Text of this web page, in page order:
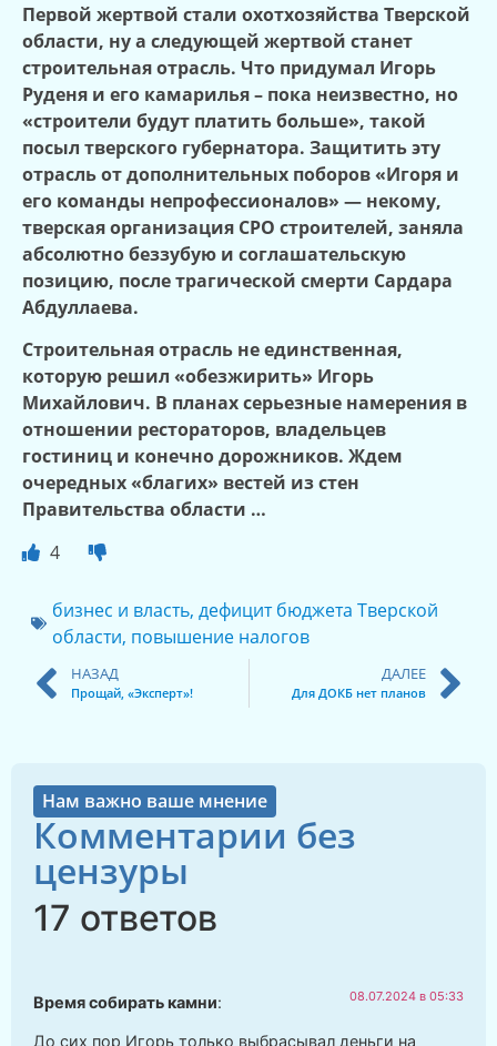
Первой жертвой стали охотхозяйства Тверской
области, ну а следующей жертвой станет
строительная отрасль. Что придумал Игорь
Руденя и его камарилья – пока неизвестно, но
«строители будут платить больше», такой
посыл тверского губернатора. Защитить эту
отрасль от дополнительных поборов «Игоря и
его команды непрофессионалов» — некому,
тверская организация СРО строителей, заняла
абсолютно беззубую и соглашательскую
позицию, после трагической смерти Сардара
Абдуллаева.
Строительная отрасль не единственная,
которую решил «обезжирить» Игорь
Михайлович. В планах серьезные намерения в
отношении рестораторов, владельцев
гостиниц и конечно дорожников. Ждем
очередных «благих» вестей из стен
Правительства области …
4
бизнес и власть, дефицит бюджета Тверской
области, повышение налогов
НАЗАД
Прощай, «Эксперт»!
ДАЛЕЕ
Для ДОКБ нет планов
Нам важно ваше мнение
Комментарии без
цензуры
17 ответов
Время собирать камни: 08.07.2024 в 05:33
До сих пор Игорь только выбрасывал деньги на